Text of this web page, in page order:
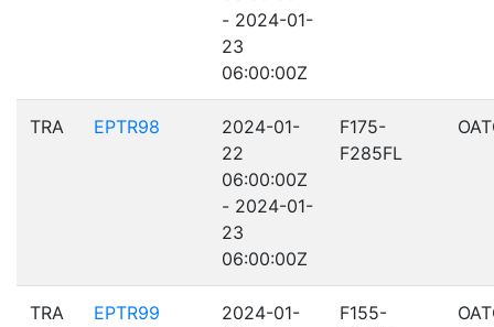
- 2024-01-
23
06:00:00Z
TRA EPTR98
2024-01-
22
06:00:00Z
- 2024-01-
23
06:00:00Z
F175-
F285FL
TRA EPTR99
2024-01-
F155-